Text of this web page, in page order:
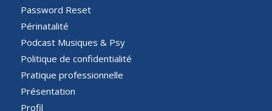
Password Reset
Périnatalité
Podcast Musiques & Psy
Politique de confidentialité
Pratique professionnelle
Présentation
Profil